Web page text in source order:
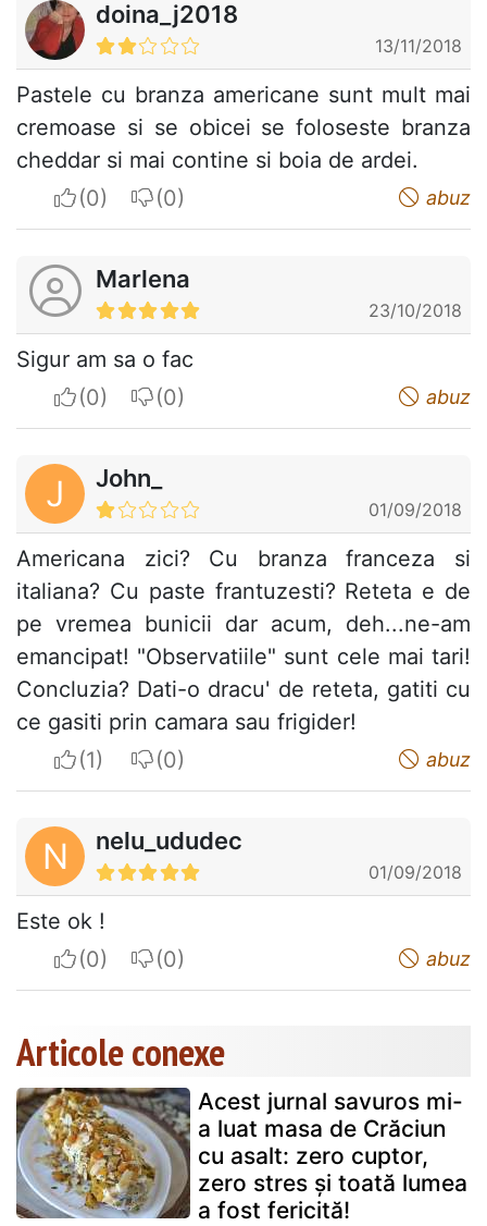
doina_j2018
13/11/2018
Pastele cu branza americane sunt mult mai
cremoase si se obicei se foloseste branza
cheddar si mai contine si boia de ardei.
I apreciateI do not appreciate abuz
Marlena
23/10/2018
Sigur am sa o fac
I apreciateI do not appreciate abuz
J John_
01/09/2018
Americana zici? Cu branza franceza si
italiana? Cu paste frantuzesti? Reteta e de
pe vremea bunicii dar acum, deh...ne-am
emancipat! "Observatiile" sunt cele mai tari!
Concluzia? Dati-o dracu' de reteta, gatiti cu
ce gasiti prin camara sau frigider!
I apreciateI do not appreciate abuz
N nelu_ududec
01/09/2018
Este ok !
I apreciateI do not appreciate abuz
Articole conexe
Acest jurnal savuros mi-
a luat masa de Crăciun
cu asalt: zero cuptor,
zero stres și toată lumea
a fost fericită!